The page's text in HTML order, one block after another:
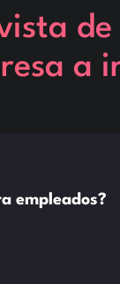
a
empleados?